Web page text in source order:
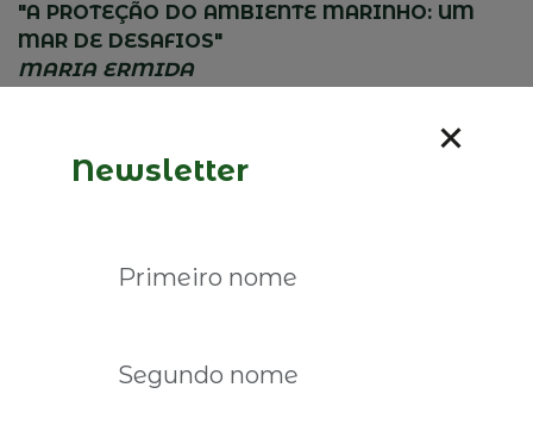
"A PROTEÇÃO DO AMBIENTE MARINHO: UM
MAR DE DESAFIOS"
MARIA ERMIDA
FACULDADE DE DIREITO DA UNIVERSIDADE
CATÓLICA PORTUGUESA
ÚLTIMAS A DESISTIR"
Newsletter